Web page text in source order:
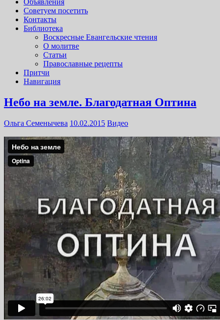
Советуем посетить
Контакты
Библиотека
Воскресные Евангельские чтения
О молитве
Статьи
Православные рецепты
Притчи
Навигация
Небо на земле. Благодатная Оптина
Ольга Семенычева 10.02.2015 Видео